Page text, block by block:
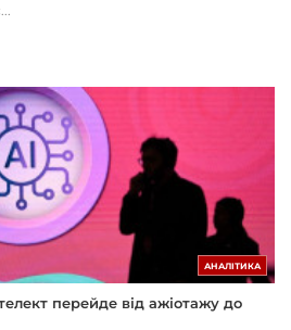
АНАЛІТИКА
перейде від ажіотажу до